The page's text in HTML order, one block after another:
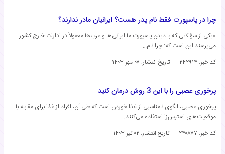
چرا در پاسپورت فقط نام پدر هست؟ ایرانیان مادر ندارند؟
«یکی از سؤالاتی که با دیدن پاسپورت ما ایرانی‌ها و عرب‌ها معمولاً در ادارات خارج کشور
می‌پرسند این است که: چرا نام…
کد خبر: ۲۴۲۹۱۴
تاریخ انتشار: ۰۷ مهر ۱۴۰۳
پرخوری عصبی را با این 3 روش درمان کنید
پرخوری عصبی، الگوی نامناسبی از غذا خوردن است که طی آن، افراد از غذا برای مقابله با
موقعیت‌های استرس‌زا استفاده می‌کنند.
کد خبر: ۲۴۰۸۷۷
تاریخ انتشار: ۰۲ تیر ۱۴۰۳